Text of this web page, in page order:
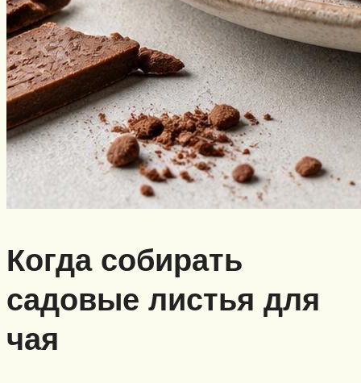
Когда собирать
садовые листья для
чая